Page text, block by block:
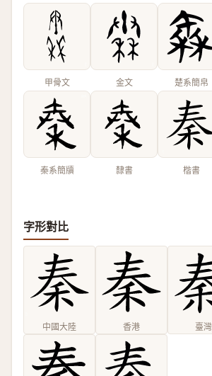
甲骨文 金文 楚系簡帛
秦系簡牘 隸書 楷書
字形對比
中國大陸 香港 臺灣